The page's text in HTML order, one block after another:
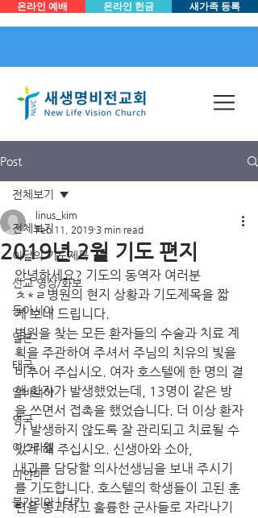
온라인 예배 온라인 헌금 새가족 등록
Post
전체보기
이달의 기도제목
선교 영상/화보
동아시아
일본
태국
알바니아
영국
이스라엘
미얀마
불가리아 | 터키
전체보기
2019년 2월 기도 편지
linus_kim
Feb 11, 2019 3 min read
안녕하세요? 기도의 동역자 여러분
ㅊ*ㄹ병원의 현지 상황과 기도제목을 짧
게 보내 드립니다.
병원을 찾는 모든 환자들의 수술과 치료 계
획을 주관하여 주셔서 주님의 치유의 빛을
비추어 주십시오. 여자 호스텔에 한 명의 결
핵 환자가 발생했었는데, 13명이 같은 방
을 쓰면서 접촉을 했었습니다. 더 이상 환자
가 발생하지 않도록 잘 관리되고 치료될 수
있게 해 주십시오. 신생아와 소아,
내과를 담당할 의사선생님을 보내 주시기
를 기도합니다. 호스텔의 학생들이 고된 훈
련을 통과하고 훌륭한 군사들로 자라나기